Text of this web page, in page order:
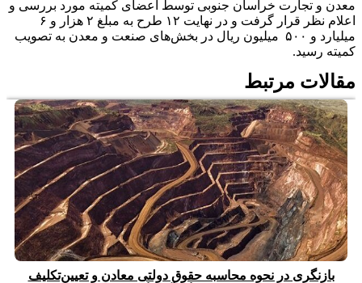
معدن و تجارت خراسان جنوبی توسط اعضای کمیته مورد بررسی و
اعلام نظر قرار گرفت و در نهایت ۱۲ طرح به مبلغ ۲ هزار و ۶
میلیارد و ۵۰۰ میلیون ریال در بخش‌های صنعت و معدن به تصویب
کمیته رسید.
مقالات مرتبط
بازنگری در نحوه محاسبه حقوق دولتی معادن و تعیین‌تکلیف